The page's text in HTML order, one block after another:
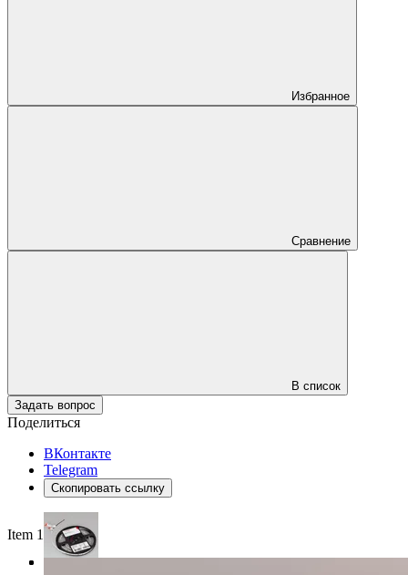
Избранное
Сравнение
В список
Задать вопрос
Поделиться
ВКонтакте
Telegram
Скопировать ссылку
Item 1 of 3